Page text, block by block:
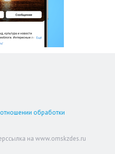
обработки
на www.omskzdes.ru